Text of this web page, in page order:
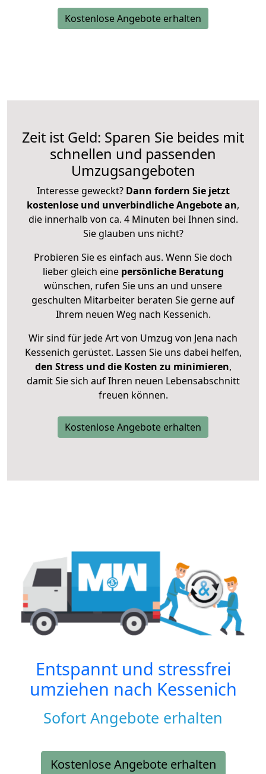
Kostenlose Angebote erhalten
Zeit ist Geld: Sparen Sie beides mit
schnellen und passenden
Umzugsangeboten
Interesse geweckt? Dann fordern Sie jetzt
kostenlose und unverbindliche Angebote an,
die innerhalb von ca. 4 Minuten bei Ihnen sind.
Sie glauben uns nicht?
Probieren Sie es einfach aus. Wenn Sie doch
lieber gleich eine persönliche Beratung
wünschen, rufen Sie uns an und unsere
geschulten Mitarbeiter beraten Sie gerne auf
Ihrem neuen Weg nach Kessenich.
Wir sind für jede Art von Umzug von Jena nach
Kessenich gerüstet. Lassen Sie uns dabei helfen,
den Stress und die Kosten zu minimieren,
damit Sie sich auf Ihren neuen Lebensabschnitt
freuen können.
Kostenlose Angebote erhalten
Entspannt und stressfrei
umziehen nach Kessenich
Sofort Angebote erhalten
Kostenlose Angebote erhalten